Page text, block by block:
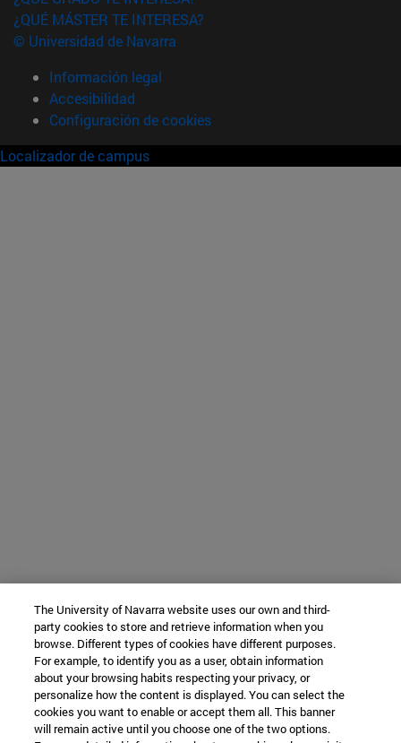
¿QUÉ MÁSTER TE INTERESA?
© Universidad de Navarra
Información legal
Accesibilidad
Configuración de cookies
Localizador de campus
The University of Navarra website uses our own and third-
party cookies to store and retrieve information when you
browse. Different types of cookies have different purposes.
For example, to identify you as a user, obtain information
about your browsing habits respecting your privacy, or
personalize how the content is displayed. You can select the
cookies you want to enable or accept them all. This banner
will remain active until you choose one of the two options.